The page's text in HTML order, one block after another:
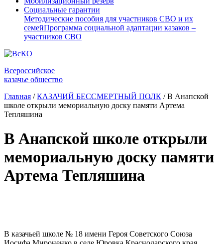
Социальные гарантии
Методические пособия для участников СВО и их
семейПрограмма социальной адаптации казаков –
участников СВО
Всероссийское
казачье общество
Главная / КАЗАЧИЙ БЕССМЕРТНЫЙ ПОЛК / В Анапской
школе открыли мемориальную доску памяти Артема
Тепляшина
В Анапской школе открыли
мемориальную доску памяти
Артема Тепляшина
В казачьей школе № 18 имени Героя Советского Союза